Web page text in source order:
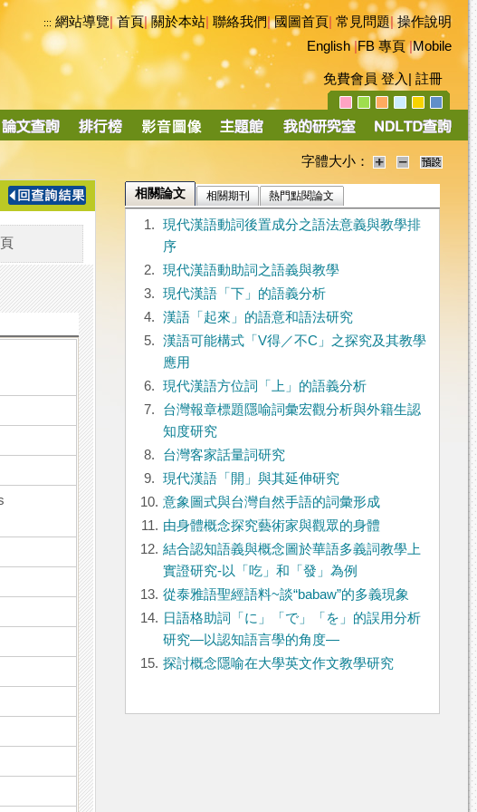
::: 網站導覽|首頁|關於本站 聯絡我們|國圖首頁 常見問題|操作說明
English|FB 專頁|Mobile
免費會員 登入 註冊
字體大小：
頁
相關論文 相關期刊 熱門點閱論文
1.
現代漢語動詞後置成分之語法意義與教學排
序
2.
現代漢語動助詞之語義與教學
3.
現代漢語「下」的語義分析
4.
漢語「起來」的語意和語法研究
5.
漢語可能構式「V得／不C」之探究及其教學
應用
6.
現代漢語方位詞「上」的語義分析
7.
台灣報章標題隱喻詞彙宏觀分析與外籍生認
知度研究
8.
台灣客家話量詞研究
9.
現代漢語「開」與其延伸研究
10. 意象圖式與台灣自然手語的詞彙形成
11. 由身體概念探究藝術家與觀眾的身體
12. 結合認知語義與概念圖於華語多義詞教學上
實證研究-以「吃」和「發」為例
13. 從泰雅語聖經語料~談“babaw”的多義現象
14. 日語格助詞「に」「で」「を」的誤用分析
研究―以認知語言學的角度―
15. 探討概念隱喻在大學英文作文教學研究